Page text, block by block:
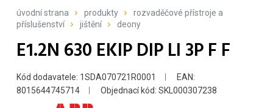
úvodní strana produkty
rozvaděčové přístroje a
příslušenství
jištění deony
E1.2N 630 EKIP DIP LI 3P F F
Kód dodavatele: 1SDA070721R0001
EAN:
8015644745714
Objednací kód: SKL000307238